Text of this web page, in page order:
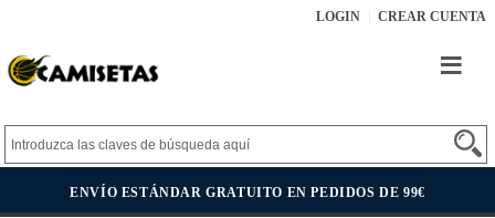
LOGIN CREAR CUENTA
ENVÍO ESTÁNDAR GRATUITO EN PEDIDOS DE 99€